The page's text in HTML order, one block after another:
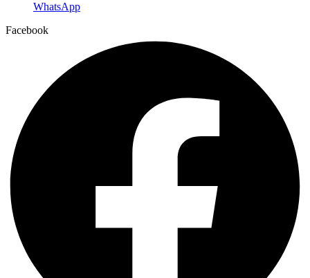
WhatsApp
Facebook